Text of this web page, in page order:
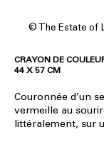
© The Estate of
CRAYON DE
44 X 57 CM
Couronnée d’un
vermeille au
littéralement, sur